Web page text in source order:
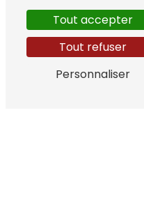
Chez
mettons à votre
et notre
installation de
Anglefort. Nos
chargent de
Tout accepter
Tout refuser
Personnaliser